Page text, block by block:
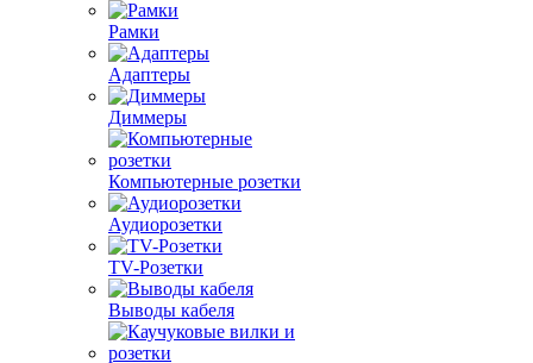
Рамки
Адаптеры
Диммеры
Компьютерные розетки
Аудиорозетки
TV-Розетки
Выводы кабеля